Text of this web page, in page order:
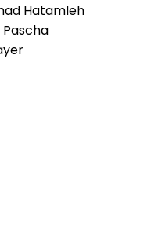
Hatamleh
Pascha